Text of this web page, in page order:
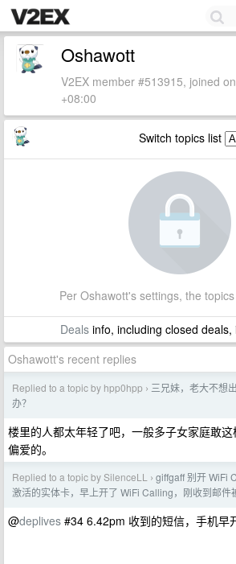
Oshawott
V2EX member #513915, joined
+08:00
Switch topics list
Per Oshawott's settings, the
Dealsinfo, including closed deals,
Oshawott's recent replies
Replied to a topic by hpp0hpp › 三兄妹，老大不想
办？
楼里的人都太年轻了吧，一般多子女家庭敢
偏爱的。
Replied to a topic by SilenceLL › giffgaff 别开 WiFi
激活的实体卡，早上开了 WiFi Calling，刚收到邮件
@deplives #34 6.42pm 收到的短信，手机早